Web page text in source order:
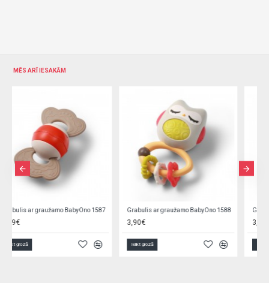
MĒS ARĪ IESAKĀM
Grabulis ar graužamo BabyOno 1588
Ielikt grozā
Grabulis ar graužamo BabyOno 1589
Ielikt grozā